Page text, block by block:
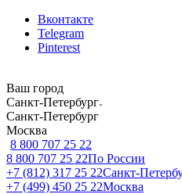
Вконтакте
Telegram
Pinterest
Ваш город
Санкт-Петербург
Санкт-Петербург
Москва
8 800 707 25 22
8 800 707 25 22По России
+7 (812) 317 25 22Санкт-
+7 (499) 450 25 22Москва